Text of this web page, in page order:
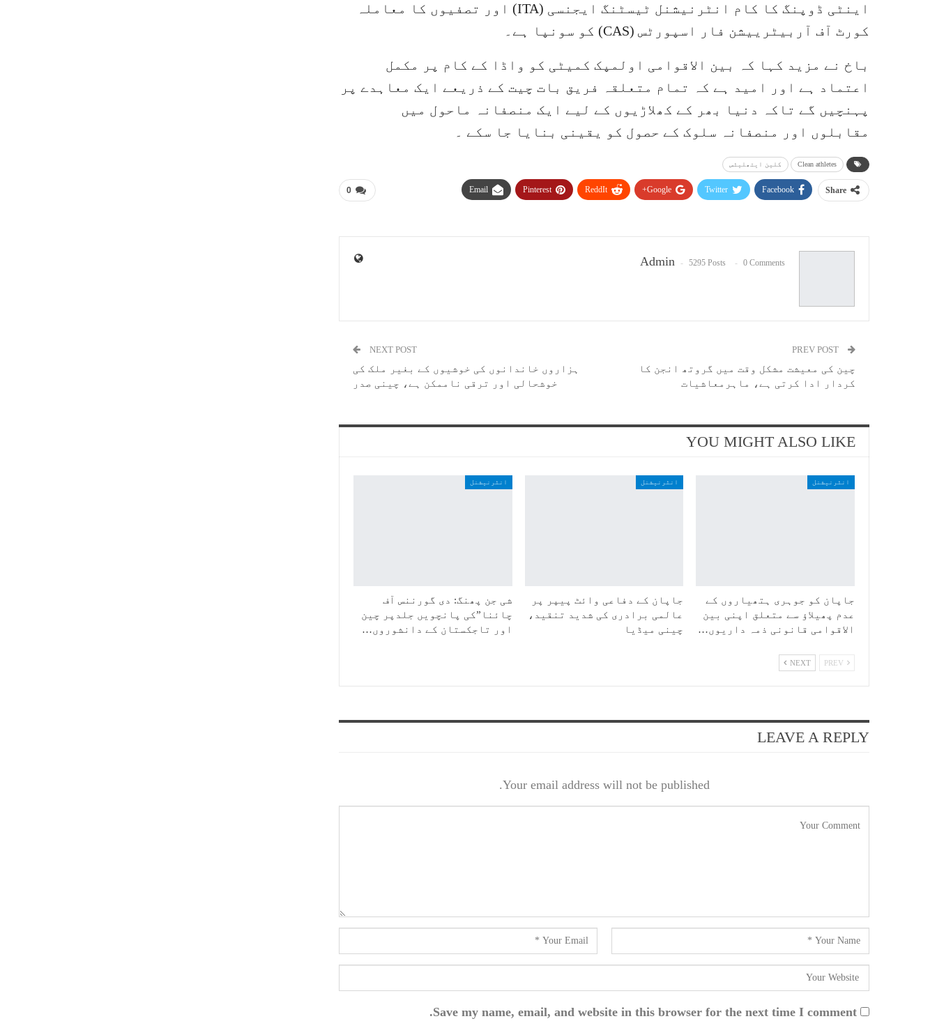
اینٹی ڈوپنگ کا کام انٹرنیشنل ٹیسٹنگ ایجنسی (ITA) اور تصفیوں کا معاملہ
کورٹ آف آربیٹرییشن فار اسپورٹس (CAS) کو سونپا ہے۔
باخ نے مزید کہا کہ بین الاقوامی اولمپک کمیٹی کو واڈا کے کام پر مکمل
اعتماد ہے اور امید ہے کہ تمام متعلقہ فریق بات چیت کے ذریعے ایک معاہدے پر
پہنچیں گے تاکہ دنیا بھر کے کھلاڑیوں کے لیے ایک منصفانہ ماحول میں
مقابلوں اور منصفانہ سلوک کے حصول کو یقینی بنایا جا سکے ۔
Clean athletes کلین ایتھلیٹس
0 Share
Facebook
Twitter
Google+
ReddIt
Pinterest
Email
Admin 5295 Posts 0 Comments
چین کی معیشت مشکل وقت میں گروتھ انجن کا
کردار ادا کرتی ہے، ماہرمعاشیات
NEXT POST
ہزاروں خاندانوں کی خوشیوں کے بغیر ملک کی
خوشحالی اور ترقی ناممکن ہے، چینی صدر
YOU MIGHT ALSO LIKE
انٹرنیشنل
جاپان کو جوہری ہتھیاروں کے
عدم پھیلاؤ سے متعلق اپنی بین
الاقوامی قانونی ذمہ داریوں…
انٹرنیشنل
جاپان کے دفاعی وائٹ پیپر پر
عالمی برادری کی شدید تنقید،
چینی میڈیا
انٹرنیشنل
شی جن پھنگ: دی گورننس آف
چائنا”کی پانچویں جلدپر چین
اور تاجکستان کے دانشوروں…
NEXT
LEAVE A REPLY
Your email address will not be published.
Save my name, email, and website in this browser for the next time I comment.